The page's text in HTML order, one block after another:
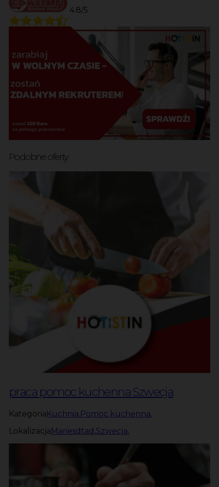
4.8/5
Podobne oferty
praca pomoc kuchenna Szwecja
KategoriaKuchnia,Pomoc kuchenna,
LokalizacjaMariesdtad ,Szwecja,